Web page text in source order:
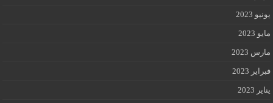
يونيو 2023
مايو 2023
مارس 2023
فبراير 2023
يناير 2023